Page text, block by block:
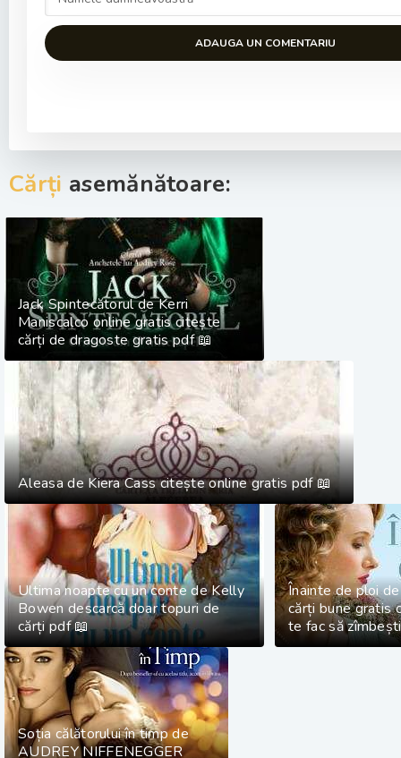
ADAUGA UN COMENTARIU
Cărți asemănătoare:
Jack Spintecătorul de Kerri
Maniscalco online gratis citește
cărți de dragoste gratis pdf 📖
Aleasa de Kiera Cass citește online gratis pdf 📖
Ultima noapte cu un conte de Kelly
Bowen descarcă doar topuri de
cărți pdf 📖
Înainte de ploi
cărți bune gratis
te fac să
Soția călătorului în timp de
AUDREY NIFFENEGGER